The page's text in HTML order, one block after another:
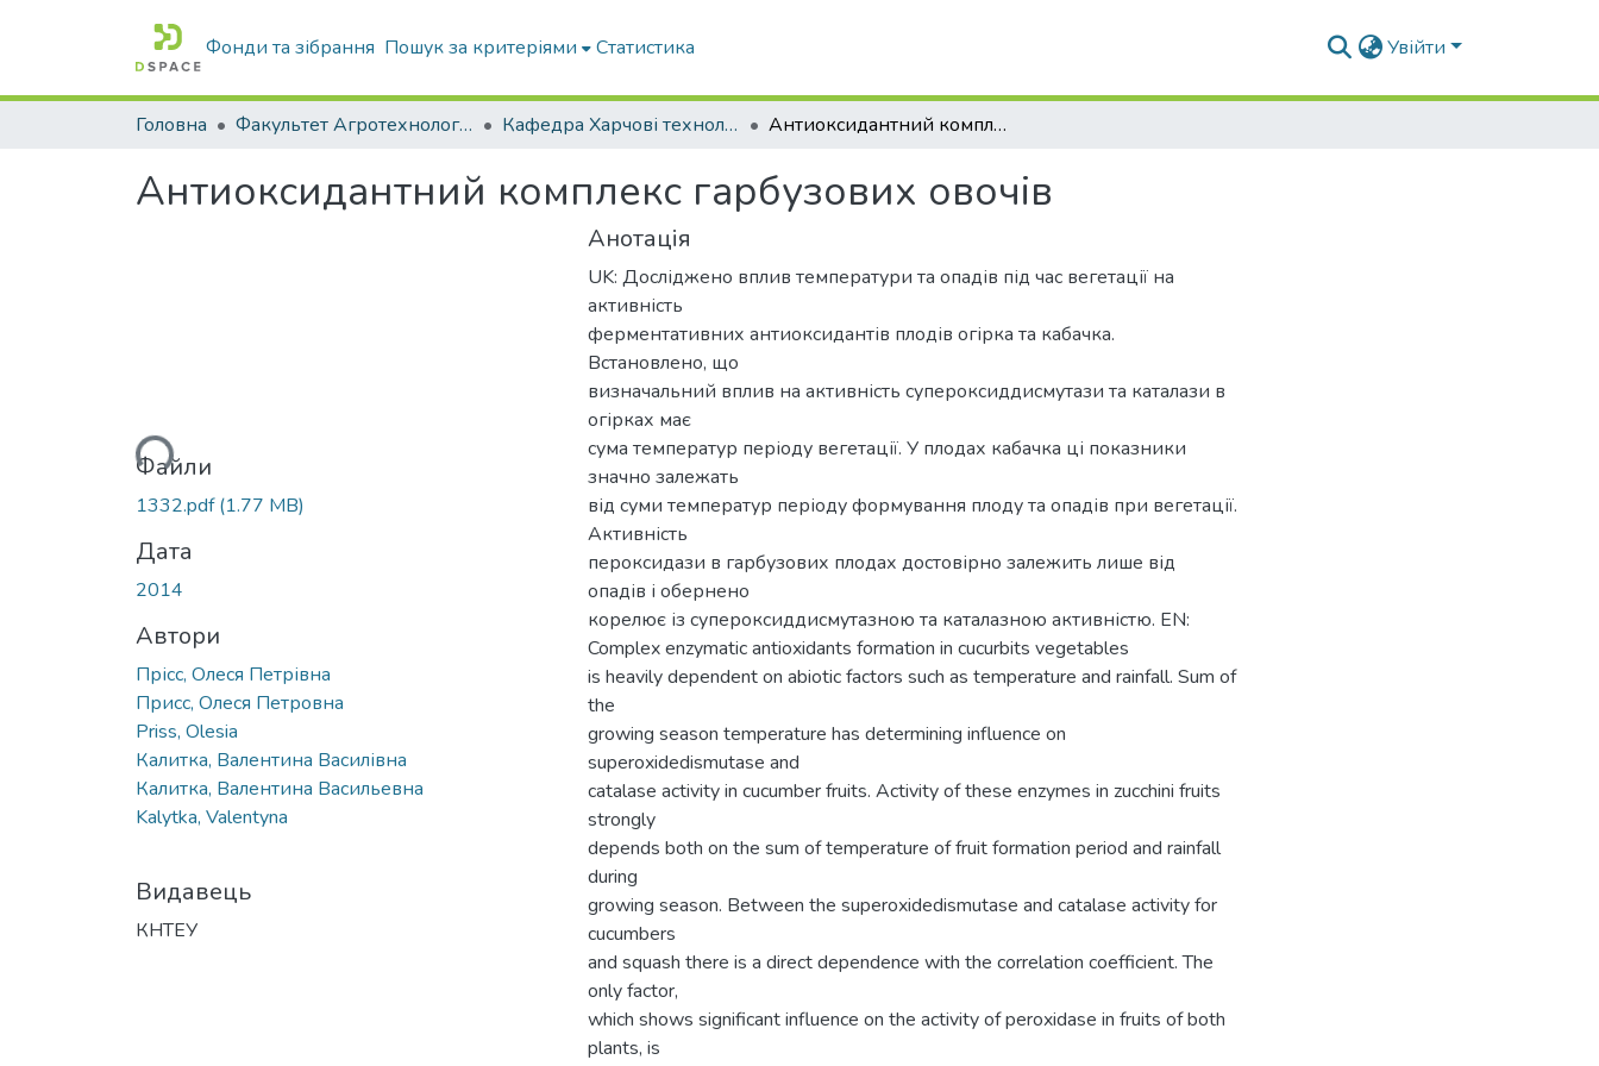
Фонди та зібрання Пошук за критеріями Статистика Увійти
Головна Факультет Агротехнологій та екології Кафедра Харчові технологіі та готельно-ресторанна справа Антиоксидантний комплекс гарбузових овочів
Антиоксидантний комплекс гарбузових овочів
Вантажиться...
Файли
1332.pdf(1.77 MB)
Дата
2014
Автори
Прісс, Олеся Петрівна
Присс, Олеся Петровна
Priss, Оlesia
Калитка, Валентина Василівна
Калитка, Валентина Васильевна
Kalytka, Valentyna
Видавець
КНТЕУ
Анотація
UK: Досліджено вплив температури та опадів під час вегетації на
активність
ферментативних антиоксидантів плодів огірка та кабачка.
Встановлено, що
визначальний вплив на активність супероксиддисмутази та каталази в
огірках має
сума температур періоду вегетації. У плодах кабачка ці показники
значно залежать
від суми температур періоду формування плоду та опадів при вегетації.
Активність
пероксидази в гарбузових плодах достовірно залежить лише від
опадів і обернено
корелює із супероксиддисмутазною та каталазною активністю. EN:
Complex enzymatic antioxidants formation in cucurbits vegetables
is heavily dependent on abiotic factors such as temperature and rainfall. Sum of
the
growing season temperature has determining influence on
superoxidedismutase and
catalase activity in cucumber fruits. Activity of these enzymes in zucchini fruits
strongly
depends both on the sum of temperature of fruit formation period and rainfall
during
growing season. Between the superoxidedismutase and catalase activity for
cucumbers
and squash there is a direct dependence with the correlation coefficient. The
only factor,
which shows significant influence on the activity of peroxidase in fruits of both
plants, is